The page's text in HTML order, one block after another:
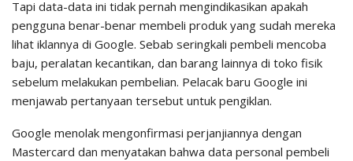
Tapi data-data ini tidak pernah mengindikasikan apakah
pengguna benar-benar membeli produk yang sudah mereka
lihat iklannya di Google. Sebab seringkali pembeli mencoba
baju, peralatan kecantikan, dan barang lainnya di toko fisik
sebelum melakukan pembelian. Pelacak baru Google ini
menjawab pertanyaan tersebut untuk pengiklan.
Google menolak mengonfirmasi perjanjiannya dengan
Mastercard dan menyatakan bahwa data personal pembeli